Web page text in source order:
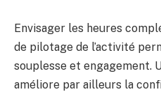
Envisager les heures
de pilotage de l’activité
souplesse et engagement.
améliore par ailleurs la